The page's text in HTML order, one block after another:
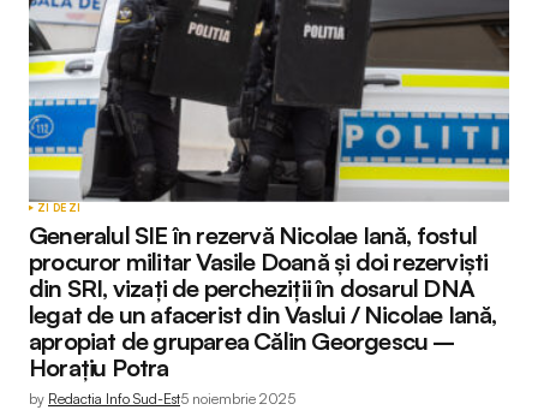
ZI DE ZI
Generalul SIE în rezervă Nicolae Iană, fostul
procuror militar Vasile Doană și doi rezerviști
din SRI, vizați de percheziții în dosarul DNA
legat de un afacerist din Vaslui / Nicolae Iană,
apropiat de gruparea Călin Georgescu –
Horațiu Potra
by Redactia Info Sud-Est5 noiembrie 2025